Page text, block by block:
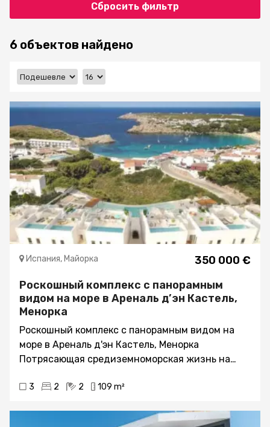
Сбросить фильтр
6 объектов найдено
350 000 €
Испания, Майорка
Роскошный комплекс с панорамным
видом на море в Ареналь д’эн Кастель,
Менорка
Роскошный комплекс с панорамным видом на
море в Ареналь д'эн Кастель, Менорка
Потрясающая средиземноморская жизнь на
сущность роскошной жизни в этом недавно
расположенном всего в 200 метрах от
3 2 2 109 m²